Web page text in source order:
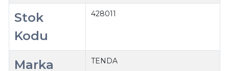
Stok
Kodu
428011
Marka TENDA